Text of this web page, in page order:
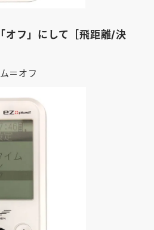
オフ」にして［飛距離/決
＝オフ